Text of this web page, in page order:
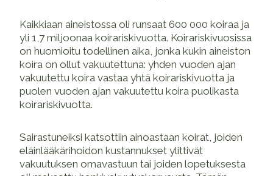
Kaikkiaan aineistossa oli runsaat 600 000 koiraa ja
yli 1,7 miljoonaa koirariskivuotta. Koirariskivuosissa
on huomioitu todellinen aika, jonka kukin aineiston
koira on ollut vakuutettuna: yhden vuoden ajan
vakuutettu koira vastaa yhtä koirariskivuotta ja
puolen vuoden ajan vakuutettu koira puolikasta
koirariskivuotta.
Sairastuneiksi katsottiin ainoastaan koirat, joiden
eläinlääkärihoidon kustannukset ylittivät
vakuutuksen omavastuun tai joiden lopetuksesta